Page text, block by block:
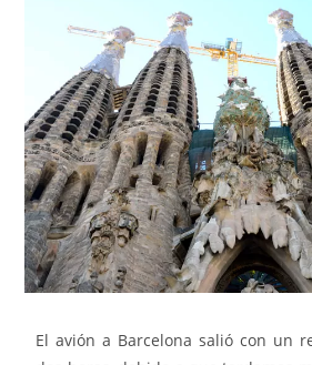
El avión a Barcelona salió con un